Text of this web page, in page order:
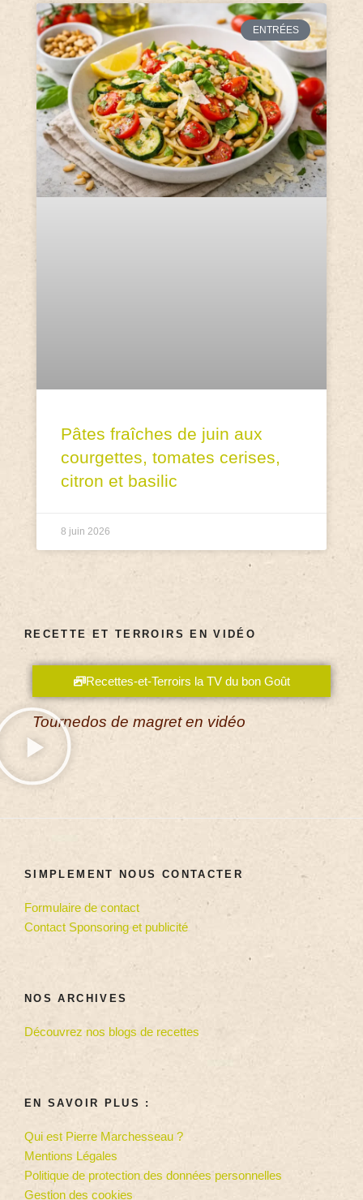
ENTRÉES
Pâtes fraîches de juin aux
courgettes, tomates cerises,
citron et basilic
8 juin 2026
RECETTE ET TERROIRS EN VIDÉO
Recettes-et-Terroirs la TV du bon Goût
Tournedos de magret en vidéo
SIMPLEMENT NOUS CONTACTER
Formulaire de contact
Contact Sponsoring et publicité
NOS ARCHIVES
Découvrez nos blogs de recettes
EN SAVOIR PLUS :
Qui est Pierre Marchesseau ?
Mentions Légales
Politique de protection des données personnelles
Gestion des cookies